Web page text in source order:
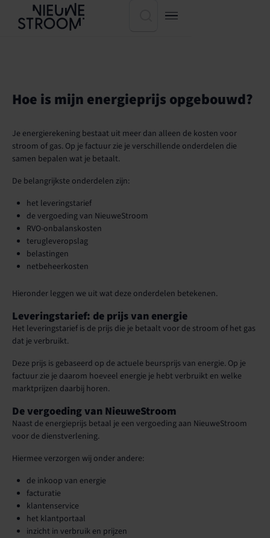
Hoe is mijn energieprijs opgebouwd?
Je energierekening bestaat uit meer dan alleen de kosten voor
stroom of gas. Op je factuur zie je verschillende onderdelen die
samen bepalen wat je betaalt.
De belangrijkste onderdelen zijn:
het leveringstarief
de vergoeding van NieuweStroom
RVO-onbalanskosten
terugleveropslag
belastingen
netbeheerkosten
Hieronder leggen we uit wat deze onderdelen betekenen.
Leveringstarief: de prijs van energie
Het leveringstarief is de prijs die je betaalt voor de stroom of het gas
dat je verbruikt.
Deze prijs is gebaseerd op de actuele beursprijs van energie. Op je
factuur zie je daarom hoeveel energie je hebt verbruikt en welke
marktprijzen daarbij horen.
De vergoeding van NieuweStroom
Naast de energieprijs betaal je een vergoeding aan NieuweStroom
voor de dienstverlening.
Hiermee verzorgen wij onder andere:
de inkoop van energie
facturatie
klantenservice
het klantportaal
inzicht in verbruik en prijzen